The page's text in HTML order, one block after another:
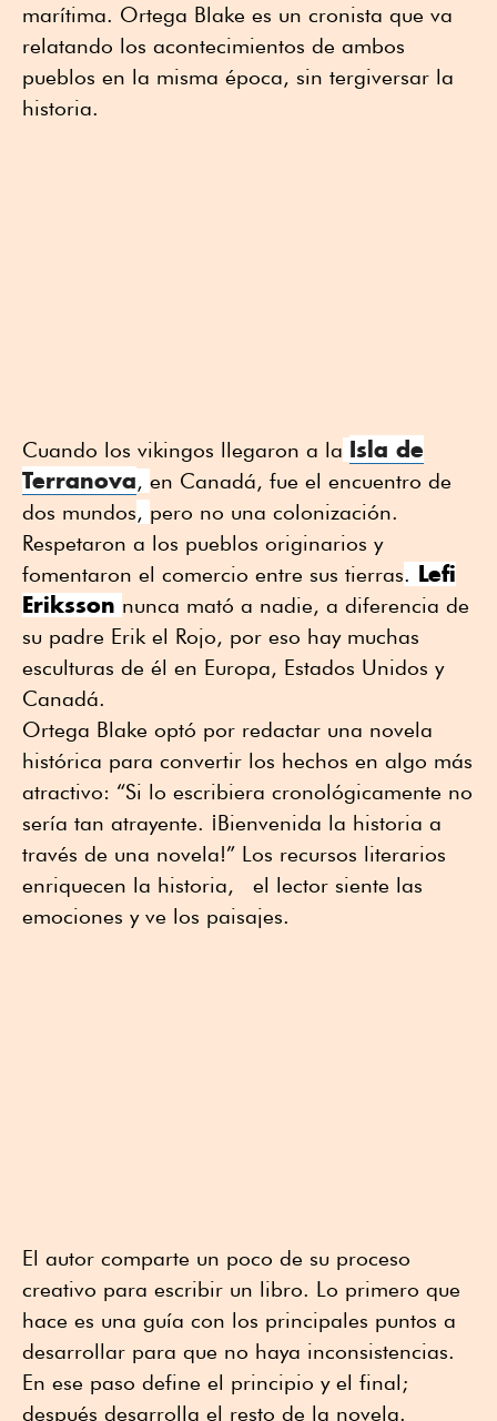
marítima. Ortega Blake es un cronista que va
relatando los acontecimientos de ambos
pueblos en la misma época, sin tergiversar la
historia.
Cuando los vikingos llegaron a la Isla de
Terranova, en Canadá, fue el encuentro de
dos mundos, pero no una colonización.
Respetaron a los pueblos originarios y
fomentaron el comercio entre sus tierras. Lefi
Eriksson nunca mató a nadie, a diferencia de
su padre Erik el Rojo, por eso hay muchas
esculturas de él en Europa, Estados Unidos y
Canadá.
Ortega Blake optó por redactar una novela
histórica para convertir los hechos en algo más
atractivo: “Si lo escribiera cronológicamente no
sería tan atrayente. ¡Bienvenida la historia a
través de una novela!” Los recursos literarios
enriquecen la historia, el lector siente las
emociones y ve los paisajes.
El autor comparte un poco de su proceso
creativo para escribir un libro. Lo primero que
hace es una guía con los principales puntos a
desarrollar para que no haya inconsistencias.
En ese paso define el principio y el final;
después desarrolla el resto de la novela.